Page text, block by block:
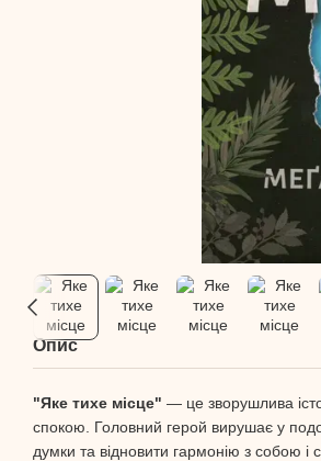
Опис
"Яке тихе місце" — це зворушлива
спокою. Головний герой вирушає у
думки та відновити гармонію з собою і